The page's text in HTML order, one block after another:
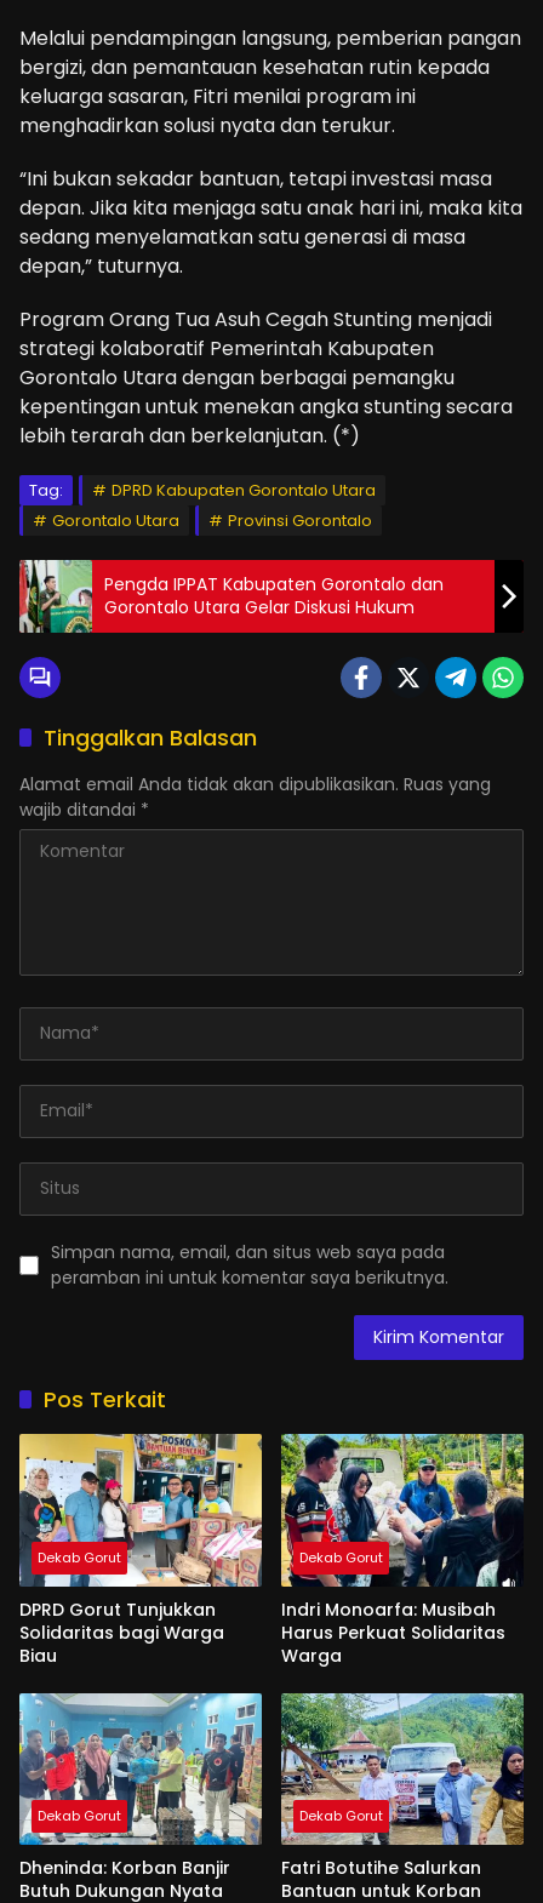
Melalui pendampingan langsung, pemberian pangan
bergizi, dan pemantauan kesehatan rutin kepada
keluarga sasaran, Fitri menilai program ini
menghadirkan solusi nyata dan terukur.
“Ini bukan sekadar bantuan, tetapi investasi masa
depan. Jika kita menjaga satu anak hari ini, maka kita
sedang menyelamatkan satu generasi di masa
depan,” tuturnya.
Program Orang Tua Asuh Cegah Stunting menjadi
strategi kolaboratif Pemerintah Kabupaten
Gorontalo Utara dengan berbagai pemangku
kepentingan untuk menekan angka stunting secara
lebih terarah dan berkelanjutan. (*)
Tag:
DPRD Kabupaten Gorontalo Utara
Gorontalo Utara
Provinsi Gorontalo
Pengda IPPAT Kabupaten Gorontalo dan
Gorontalo Utara Gelar Diskusi Hukum
Tinggalkan Balasan
Alamat email Anda tidak akan dipublikasikan. Ruas yang
wajib ditandai *
Simpan nama, email, dan situs web saya pada
peramban ini untuk komentar saya berikutnya.
Pos Terkait
Dekab Gorut
DPRD Gorut Tunjukkan
Solidaritas bagi Warga
Biau
Dekab Gorut
Indri Monoarfa: Musibah
Harus Perkuat Solidaritas
Warga
Dekab Gorut
Dheninda: Korban Banjir
Butuh Dukungan Nyata
Dekab Gorut
Fatri Botutihe Salurkan
Bantuan untuk Korban